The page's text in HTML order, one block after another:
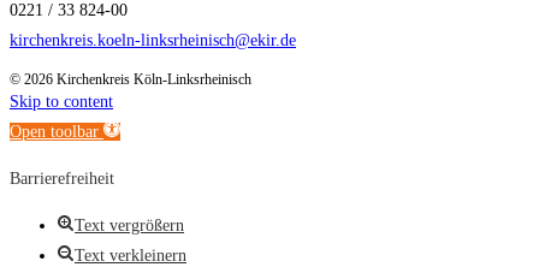
0221 / 33 824-00
kirchenkreis.koeln-linksrheinisch@ekir.de
© 2026 Kirchenkreis Köln-Linksrheinisch
Skip to content
Open toolbar
Barrierefreiheit
Text vergrößern
Text verkleinern